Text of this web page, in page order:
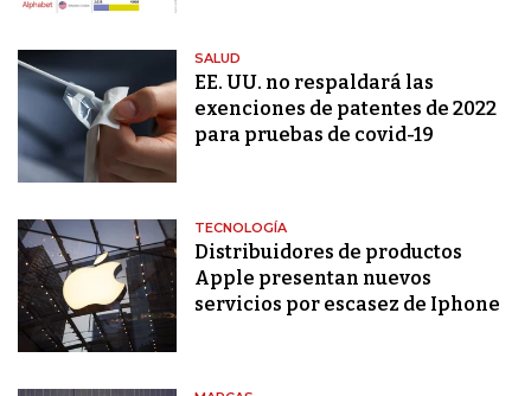
SALUD
EE. UU. no respaldará las
exenciones de patentes de 2022
para pruebas de covid-19
TECNOLOGÍA
Distribuidores de productos
Apple presentan nuevos
servicios por escasez de Iphone